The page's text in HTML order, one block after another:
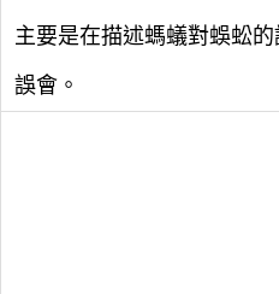
主要是在描述螞蟻對蜈蚣
誤會。